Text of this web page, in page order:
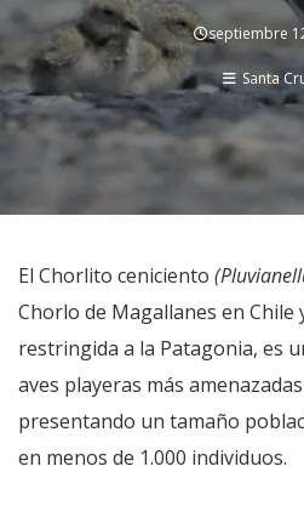
septiembre
Santa
El Chorlito ceniciento
Chorlo de Magallanes en Chile
restringida a la Patagonia, es
aves playeras más
presentando un tamaño
en menos de 1.000 individuos.